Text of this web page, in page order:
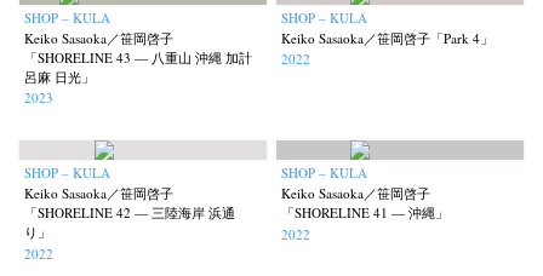
Akifumi Tanaka (7) Fumikiyo Nagamachi (27) Kazumichi Hashimoto (6)
Kazuyuki Kawaguchi Keiko Sasaoka (267) Keizo Kitajima
Kota Kishi (101) Mariko Takahashi Masako Matsui (23) Masashi Otomo
Nana Kakuda Naonori Oshima
SHOP – KULA
Keiko Sasaoka／笹岡啓子
「SHORELINE 43 — 八重山 沖縄 加計
呂麻 日光」
2023
SHOP – KULA
Keiko Sasaoka／笹岡啓子「Park 4」
2022
SHOP – KULA
Keiko Sasaoka／笹岡啓子
「SHORELINE 42 — 三陸海岸 浜通
り」
2022
SHOP – KULA
Keiko Sasaoka／笹岡啓子
「SHORELINE 41 — 沖縄」
2022